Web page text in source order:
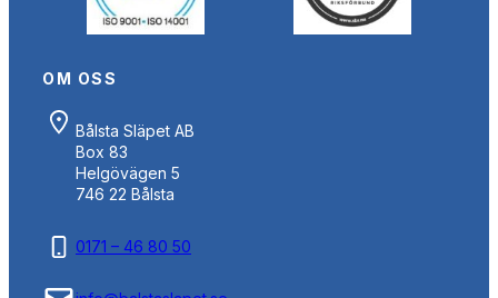
OM OSS
Bålsta Släpet AB
Box 83
Helgövägen 5
746 22 Bålsta
0171 – 46 80 50